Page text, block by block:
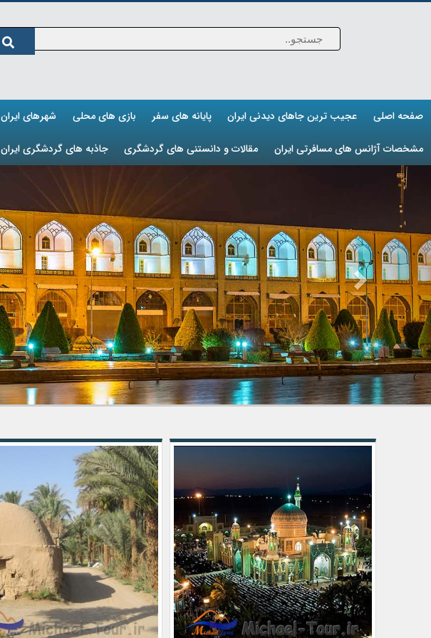
صفحه اصلی عجیب ترین جاهای دیدنی ایران پایانه های سفر بازی های محلی شهرهای ایران
مشخصات آژانس های مسافرتی ایران مقالات و دانستنی های گردشگری جاذبه های گردشگری ایران